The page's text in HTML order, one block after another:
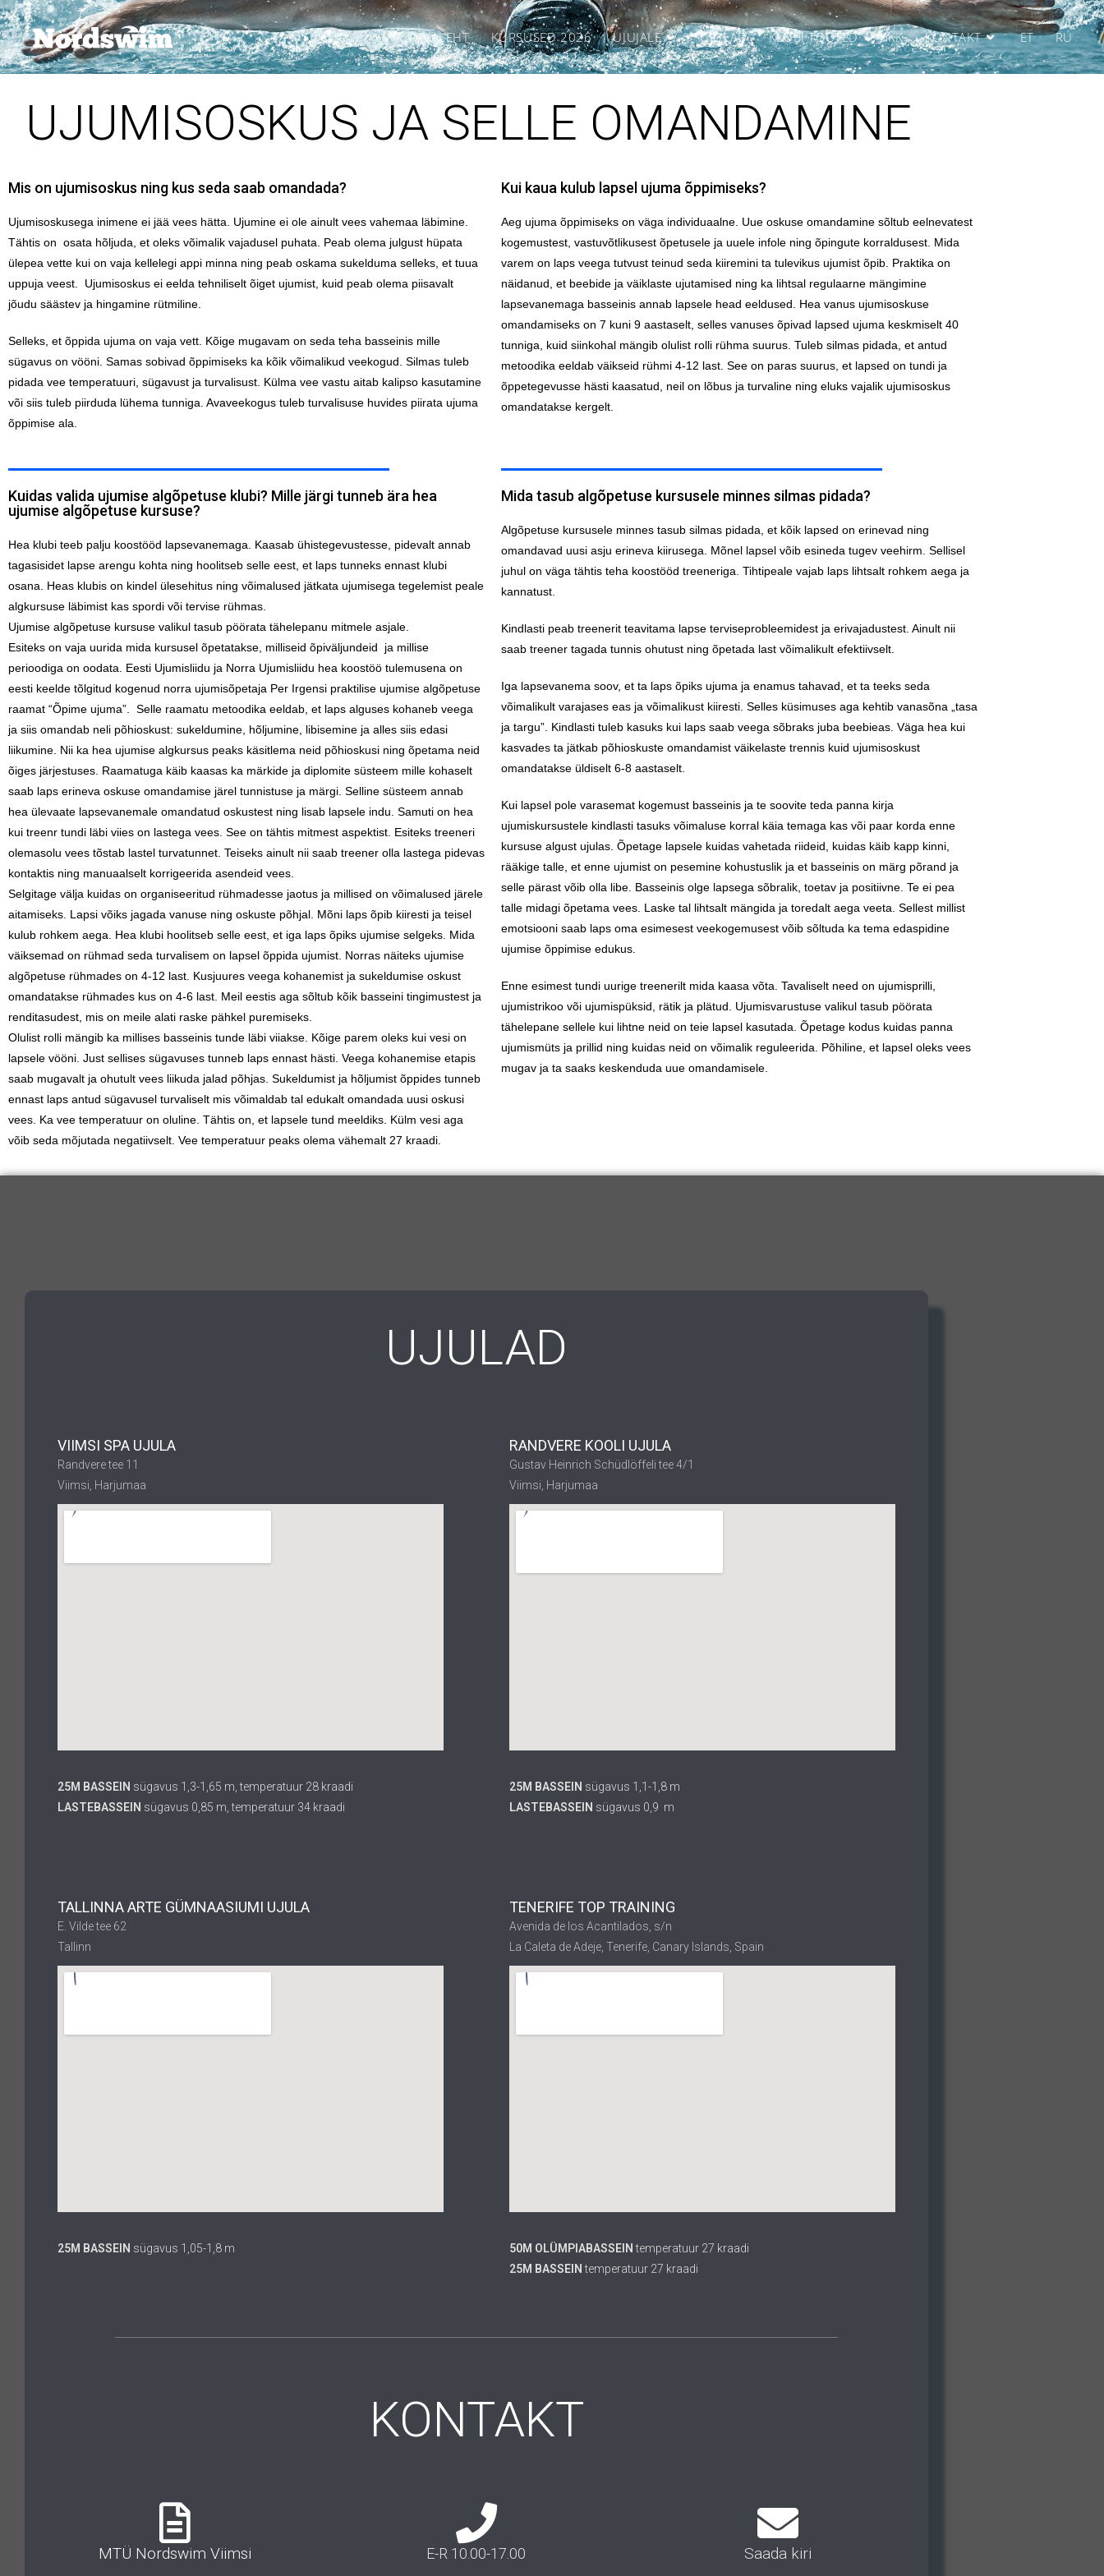
AVALEHT KURSUSED 2026 UJUJALE UJULAD KLUBI TOOTED KKK KONTAKT ET RU
UJUMISOSKUS JA SELLE OMANDAMINE
Mis on ujumisoskus ning kus seda saab omandada?
Ujumisoskusega inimene ei jää vees hätta. Ujumine ei ole ainult vees vahemaa läbimine.
Tähtis on osata hõljuda, et oleks võimalik vajadusel puhata. Peab olema julgust hüpata
ülepea vette kui on vaja kellelegi appi minna ning peab oskama sukelduma selleks, et tuua
uppuja veest. Ujumisoskus ei eelda tehniliselt õiget ujumist, kuid peab olema piisavalt
jõudu säästev ja hingamine rütmiline.
Selleks, et õppida ujuma on vaja vett. Kõige mugavam on seda teha basseinis mille
sügavus on vööni. Samas sobivad õppimiseks ka kõik võimalikud veekogud. Silmas tuleb
pidada vee temperatuuri, sügavust ja turvalisust. Külma vee vastu aitab kalipso kasutamine
või siis tuleb piirduda lühema tunniga. Avaveekogus tuleb turvalisuse huvides piirata ujuma
õppimise ala.
Kui kaua kulub lapsel ujuma õppimiseks?
Aeg ujuma õppimiseks on väga individuaalne. Uue oskuse omandamine sõltub eelnevatest
kogemustest, vastuvõtlikusest õpetusele ja uuele infole ning õpingute korraldusest. Mida
varem on laps veega tutvust teinud seda kiiremini ta tulevikus ujumist õpib. Praktika on
näidanud, et beebide ja väiklaste ujutamised ning ka lihtsal regulaarne mängimine
lapsevanemaga basseinis annab lapsele head eeldused. Hea vanus ujumisoskuse
omandamiseks on 7 kuni 9 aastaselt, selles vanuses õpivad lapsed ujuma keskmiselt 40
tunniga, kuid siinkohal mängib olulist rolli rühma suurus. Tuleb silmas pidada, et antud
metoodika eeldab väikseid rühmi 4-12 last. See on paras suurus, et lapsed on tundi ja
õppetegevusse hästi kaasatud, neil on lõbus ja turvaline ning eluks vajalik ujumisoskus
omandatakse kergelt.
Kuidas valida ujumise algõpetuse klubi? Mille järgi tunneb ära hea
ujumise algõpetuse kursuse?
Hea klubi teeb palju koostööd lapsevanemaga. Kaasab ühistegevustesse, pidevalt annab
tagasisidet lapse arengu kohta ning hoolitseb selle eest, et laps tunneks ennast klubi
osana. Heas klubis on kindel ülesehitus ning võimalused jätkata ujumisega tegelemist peale
algkursuse läbimist kas spordi või tervise rühmas.
Ujumise algõpetuse kursuse valikul tasub pöörata tähelepanu mitmele asjale.
Esiteks on vaja uurida mida kursusel õpetatakse, milliseid õpiväljundeid ja millise
perioodiga on oodata. Eesti Ujumisliidu ja Norra Ujumisliidu hea koostöö tulemusena on
eesti keelde tõlgitud kogenud norra ujumisõpetaja Per Irgensi praktilise ujumise algõpetuse
raamat “Õpime ujuma”. Selle raamatu metoodika eeldab, et laps alguses kohaneb veega
ja siis omandab neli põhioskust: sukeldumine, hõljumine, libisemine ja alles siis edasi
liikumine. Nii ka hea ujumise algkursus peaks käsitlema neid põhioskusi ning õpetama neid
õiges järjestuses. Raamatuga käib kaasas ka märkide ja diplomite süsteem mille kohaselt
saab laps erineva oskuse omandamise järel tunnistuse ja märgi. Selline süsteem annab
hea ülevaate lapsevanemale omandatud oskustest ning lisab lapsele indu. Samuti on hea
kui treenr tundi läbi viies on lastega vees. See on tähtis mitmest aspektist. Esiteks treeneri
olemasolu vees tõstab lastel turvatunnet. Teiseks ainult nii saab treener olla lastega pidevas
kontaktis ning manuaalselt korrigeerida asendeid vees.
Selgitage välja kuidas on organiseeritud rühmadesse jaotus ja millised on võimalused järele
aitamiseks. Lapsi võiks jagada vanuse ning oskuste põhjal. Mõni laps õpib kiiresti ja teisel
kulub rohkem aega. Hea klubi hoolitseb selle eest, et iga laps õpiks ujumise selgeks. Mida
väiksemad on rühmad seda turvalisem on lapsel õppida ujumist. Norras näiteks ujumise
algõpetuse rühmades on 4-12 last. Kusjuures veega kohanemist ja sukeldumise oskust
omandatakse rühmades kus on 4-6 last. Meil eestis aga sõltub kõik basseini tingimustest ja
renditasudest, mis on meile alati raske pähkel puremiseks.
Olulist rolli mängib ka millises basseinis tunde läbi viiakse. Kõige parem oleks kui vesi on
lapsele vööni. Just sellises sügavuses tunneb laps ennast hästi. Veega kohanemise etapis
saab mugavalt ja ohutult vees liikuda jalad põhjas. Sukeldumist ja hõljumist õppides tunneb
ennast laps antud sügavusel turvaliselt mis võimaldab tal edukalt omandada uusi oskusi
vees. Ka vee temperatuur on oluline. Tähtis on, et lapsele tund meeldiks. Külm vesi aga
võib seda mõjutada negatiivselt. Vee temperatuur peaks olema vähemalt 27 kraadi.
Mida tasub algõpetuse kursusele minnes silmas pidada?
Algõpetuse kursusele minnes tasub silmas pidada, et kõik lapsed on erinevad ning
omandavad uusi asju erineva kiirusega. Mõnel lapsel võib esineda tugev veehirm. Sellisel
juhul on väga tähtis teha koostööd treeneriga. Tihtipeale vajab laps lihtsalt rohkem aega ja
kannatust.
Kindlasti peab treenerit teavitama lapse terviseprobleemidest ja erivajadustest. Ainult nii
saab treener tagada tunnis ohutust ning õpetada last võimalikult efektiivselt.
Iga lapsevanema soov, et ta laps õpiks ujuma ja enamus tahavad, et ta teeks seda
võimalikult varajases eas ja võimalikust kiiresti. Selles küsimuses aga kehtib vanasõna „tasa
ja targu”. Kindlasti tuleb kasuks kui laps saab veega sõbraks juba beebieas. Väga hea kui
kasvades ta jätkab põhioskuste omandamist väikelaste trennis kuid ujumisoskust
omandatakse üldiselt 6-8 aastaselt.
Kui lapsel pole varasemat kogemust basseinis ja te soovite teda panna kirja
ujumiskursustele kindlasti tasuks võimaluse korral käia temaga kas või paar korda enne
kursuse algust ujulas. Õpetage lapsele kuidas vahetada riideid, kuidas käib kapp kinni,
rääkige talle, et enne ujumist on pesemine kohustuslik ja et basseinis on märg põrand ja
selle pärast võib olla libe. Basseinis olge lapsega sõbralik, toetav ja positiivne. Te ei pea
talle midagi õpetama vees. Laske tal lihtsalt mängida ja toredalt aega veeta. Sellest millist
emotsiooni saab laps oma esimesest veekogemusest võib sõltuda ka tema edaspidine
ujumise õppimise edukus.
Enne esimest tundi uurige treenerilt mida kaasa võta. Tavaliselt need on ujumisprilli,
ujumistrikoo või ujumispüksid, rätik ja plätud. Ujumisvarustuse valikul tasub pöörata
tähelepane sellele kui lihtne neid on teie lapsel kasutada. Õpetage kodus kuidas panna
ujumismüts ja prillid ning kuidas neid on võimalik reguleerida. Põhiline, et lapsel oleks vees
mugav ja ta saaks keskenduda uue omandamisele.
UJULAD
VIIMSI SPA UJULA
Randvere tee 11
Viimsi, Harjumaa
25M BASSEIN sügavus 1,3-1,65 m, temperatuur 28 kraadi
LASTEBASSEIN sügavus 0,85 m, temperatuur 34 kraadi
RANDVERE KOOLI UJULA
Gustav Heinrich Schüdlöffeli tee 4/1
Viimsi, Harjumaa
25M BASSEIN sügavus 1,1-1,8 m
LASTEBASSEIN sügavus 0,9 m
TALLINNA ARTE GÜMNAASIUMI UJULA
E. Vilde tee 62
Tallinn
25M BASSEIN sügavus 1,05-1,8 m
TENERIFE TOP TRAINING
Avenida de los Acantilados, s/n
La Caleta de Adeje, Tenerife, Canary Islands, Spain
50M OLÜMPIABASSEIN temperatuur 27 kraadi
25M BASSEINtemperatuur 27 kraadi
KONTAKT
MTÜ Nordswim Viimsi E-R 10.00-17.00 Saada kiri